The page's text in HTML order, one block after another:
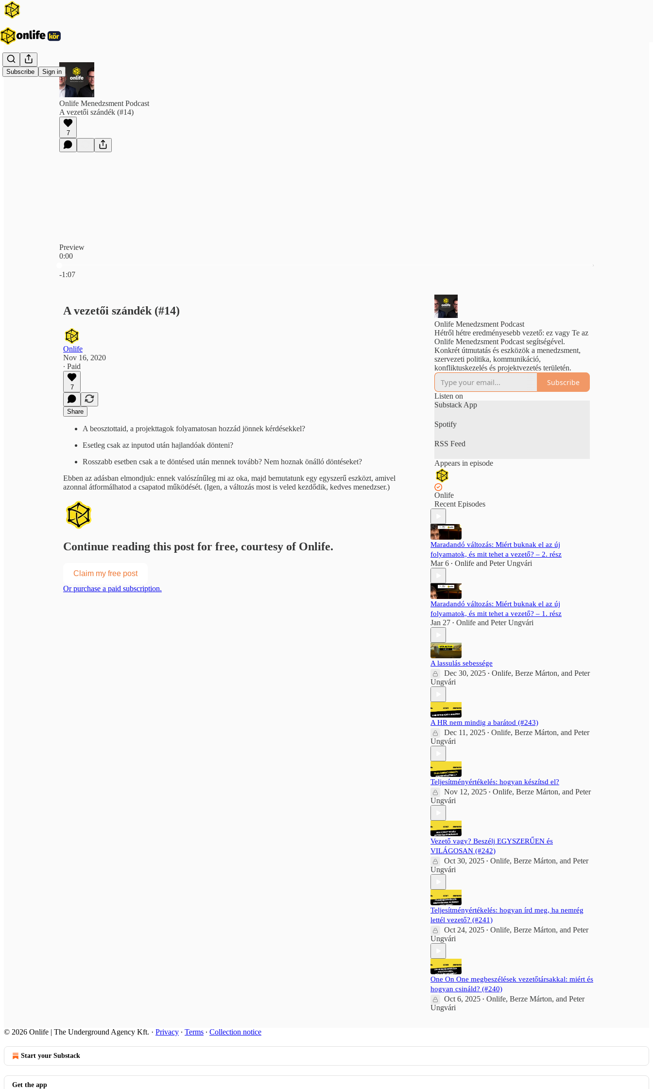
Subscribe Sign in
Onlife Menedzsment Podcast
A vezetői szándék (#14)
7
Preview
0:00
-1:07
A vezetői szándék (#14)
Onlife
Nov 16, 2020
∙ Paid
7
Share
A beosztottaid, a projekttagok folyamatosan hozzád jönnek kérdésekkel?
Esetleg csak az inputod után hajlandóak dönteni?
Rosszabb esetben csak a te döntésed után mennek tovább? Nem hoznak önálló döntéseket?
Ebben az adásban elmondjuk: ennek valószínűleg mi az oka, majd bemutatunk egy egyszerű eszközt, amivel
azonnal átformálhatod a csapatod működését. (Igen, a változás most is veled kezdődik, kedves menedzser.)
Continue reading this post for free, courtesy of Onlife.
Claim my free post
Or purchase a paid subscription.
Onlife Menedzsment Podcast
Hétről hétre eredményesebb vezető: ez vagy Te az
Onlife Menedzsment Podcast segítségével.
Konkrét útmutatás és eszközök a menedzsment,
szervezeti politika, kommunikáció,
konfliktuskezelés és projektvezetés területén.
Subscribe
Listen on
Substack App
Spotify
RSS Feed
Appears in episode
Onlife
Recent Episodes
Maradandó változás: Miért buknak el az új
folyamatok, és mit tehet a vezető? – 2. rész
Mar 6 • Onlife and Peter Ungvári
Maradandó változás: Miért buknak el az új
folyamatok, és mit tehet a vezető? – 1. rész
Jan 27 • Onlife and Peter Ungvári
A lassulás sebessége
Dec 30, 2025 • Onlife, Berze Márton, and Peter
Ungvári
A HR nem mindig a barátod (#243)
Dec 11, 2025 • Onlife, Berze Márton, and Peter
Ungvári
Teljesítményértékelés: hogyan készítsd el?
Nov 12, 2025 • Onlife, Berze Márton, and Peter
Ungvári
Vezető vagy? Beszélj EGYSZERŰEN és
VILÁGOSAN (#242)
Oct 30, 2025 • Onlife, Berze Márton, and Peter
Ungvári
Teljesítményértékelés: hogyan írd meg, ha nemrég
lettél vezető? (#241)
Oct 24, 2025 • Onlife, Berze Márton, and Peter
Ungvári
One On One megbeszélések vezetőtársakkal: miért és
hogyan csináld? (#240)
Oct 6, 2025 • Onlife, Berze Márton, and Peter
Ungvári
© 2026 Onlife | The Underground Agency Kft. · Privacy ∙ Terms ∙ Collection notice
Start your Substack
Get the app